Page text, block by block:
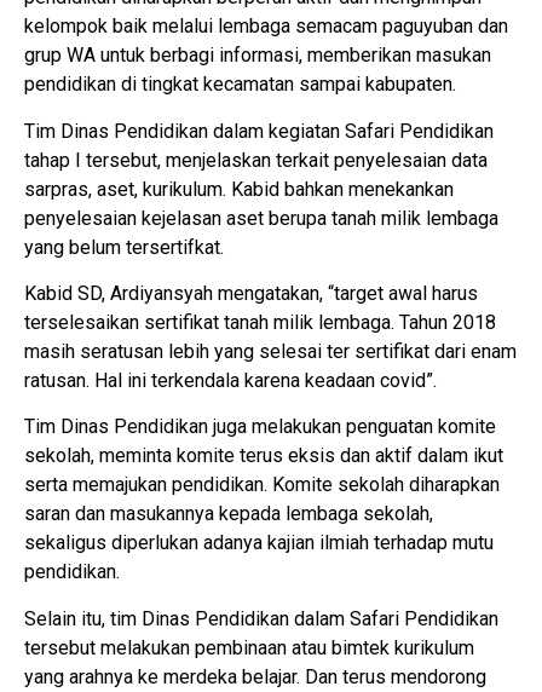
kelompok baik melalui lembaga semacam paguyuban dan
grup WA untuk berbagi informasi, memberikan masukan
pendidikan di tingkat kecamatan sampai kabupaten.
Tim Dinas Pendidikan dalam kegiatan Safari Pendidikan
tahap I tersebut, menjelaskan terkait penyelesaian data
sarpras, aset, kurikulum. Kabid bahkan menekankan
penyelesaian kejelasan aset berupa tanah milik lembaga
yang belum tersertifkat.
Kabid SD, Ardiyansyah mengatakan, “target awal harus
terselesaikan sertifikat tanah milik lembaga. Tahun 2018
masih seratusan lebih yang selesai ter sertifikat dari enam
ratusan. Hal ini terkendala karena keadaan covid”.
Tim Dinas Pendidikan juga melakukan penguatan komite
sekolah, meminta komite terus eksis dan aktif dalam ikut
serta memajukan pendidikan. Komite sekolah diharapkan
saran dan masukannya kepada lembaga sekolah,
sekaligus diperlukan adanya kajian ilmiah terhadap mutu
pendidikan.
Selain itu, tim Dinas Pendidikan dalam Safari Pendidikan
tersebut melakukan pembinaan atau bimtek kurikulum
yang arahnya ke merdeka belajar. Dan terus mendorong